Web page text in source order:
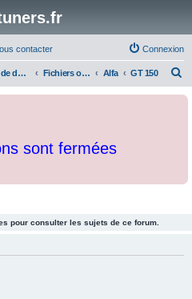
contacter Connexion
Librairie de documents et originaux Fichiers originaux Alfa GT 150
c
sont fermées
pour consulter les sujets de ce forum.